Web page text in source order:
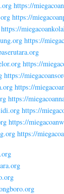
https://
https://
https://
https://
https://
https://
https://
https://
https://
https://
https://